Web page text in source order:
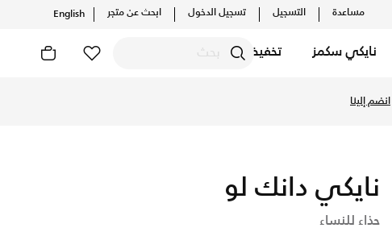
مساعدة التسجيل تسجيل الدخول ابحث عن متجر English
نايكي سكمز تخفيضات
انضم إلينا
نايكي دانك لو
حذاء للنساء